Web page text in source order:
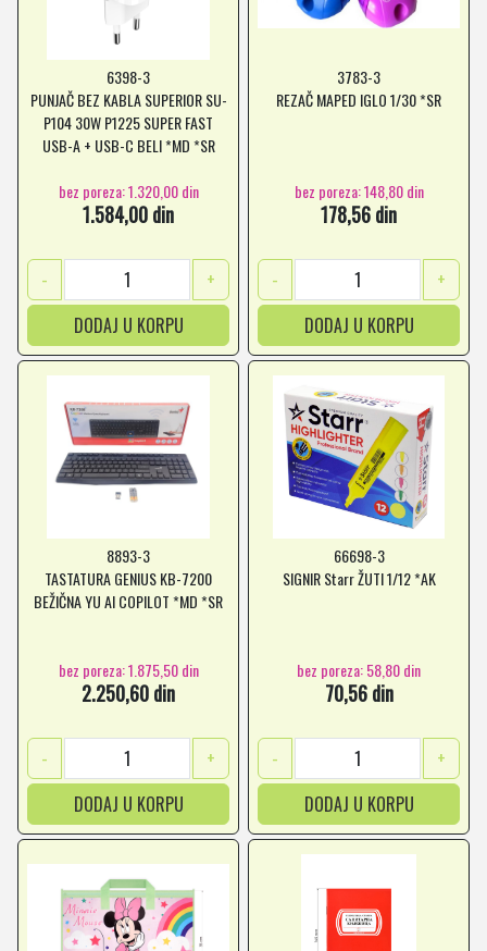
6398-3
PUNJAČ BEZ KABLA SUPERIOR SU-
P104 30W P1225 SUPER FAST
USB-A + USB-C BELI *MD *SR
bez poreza: 1.320,00 din
1.584,00 din
-
+
DODAJ U KORPU
3783-3
REZAČ MAPED IGLO 1/30 *SR
bez poreza: 148,80 din
178,56 din
-
+
DODAJ U KORPU
8893-3
TASTATURA GENIUS KB-7200
BEŽIČNA YU AI COPILOT *MD *SR
bez poreza: 1.875,50 din
2.250,60 din
-
+
DODAJ U KORPU
66698-3
SIGNIR Starr ŽUTI 1/12 *AK
bez poreza: 58,80 din
70,56 din
-
+
DODAJ U KORPU